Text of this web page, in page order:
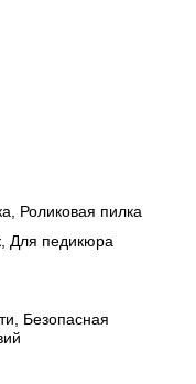
Роликовая пилка
Для педикюра
Безопасная